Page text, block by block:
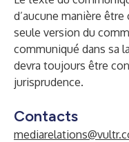
d’aucune manière
seule version du
communiqué dans sa
devra toujours être
jurisprudence.
Contacts